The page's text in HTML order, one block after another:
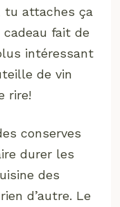
tu attaches ça
fait de
intéressant
de vin
rire!
conserves
durer les
des
d’autre. Le